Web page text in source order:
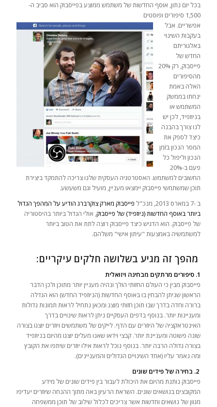
בכל יום נתון, אוסף החדשות של משתמש ממוצע בפייסבוק הוא סביב ה-
1,500 סיפורים ופוסטים
אפשריים. אבל
בעקבות השינוי
באלגוריתם
החדש של
פייסבוק, רק 20%
מהסיפורים
האלה באמת
ינחתו בממשק
המשתמש או
בניוזפיד, לכן יש
לנו צורך בהבנה
כיצד לספק את
המסר הנכון בזמן
הנכון וליפול כל
פעם ב-20%
החשובים למשתמש. האסטרטגיה העסקית שלנו צריכה להתמקד ביצירת
תוכן שמשתמשי פייסבוק יימצאו מעניין, מועיל וגם משעשע.
ב -7 במארס 2013, מנכ"ל
פייסבוק מארק צוקרברג הודיע על המהפך הגדול
ביותר באוסף החדשות (ניוזפיד) של פייסבוק, אולי הגדול ביותר בהיסטוריה
של פייסבוק. הוא הדגיש כיצד פייסבוק רוצה לתת את הטוב ביותר
למשתמשיה באמצעות "עיתון אישי" משלהם.
מהפך זה מגיע בשלושה חלקים עיקריים:
1. סיפורים מרתקים מבחינה ויזואלית
פייסבוק מבין כי העולם החזותי הולך ונהיה מעניין יותר מתוכן ולכן הדבר
הראשון שניתן להבחין בו באוסף החדשות (הניוזפיד החדש) הוא הגדלה
ברורה וחדה בדרך שבו תוכן חזותי מוצג ומכאן נתחיל לראות תמונות גדולות
ומעניינות יותר. בנוסף בדפים העסקיים ניתן לראות שינויים בדרך
האינטראקציה של היוזרים עם הדף. לייקים של משתמשים ויוזרים יוצגו בצורה
שונה פשוטה ומעניינת יותר. קבצי וידאו שאנו מעלים יוצגו מהיום בניוזפיד
בצורה גדולה הרבה יותר. בנוסף נוכל לראות אילו יוזרים שיתפו את הקובץ
ומה נאמר עליו (אחד השינויים הגדולים והמעניינים).
פייסבוק נותנת מהיום את היכולת לעבור בין פידים שונים של מידע
המקובצים בנושאים שונים. השראת הרעיון באה מתוך ההנחה שיוזרים יעדיפו
מגוון של נושאים וחדשות אשר צריכים לכלול שילוב של תוכן ממשפחה